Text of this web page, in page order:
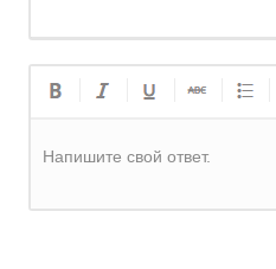
Напишите свой ответ.